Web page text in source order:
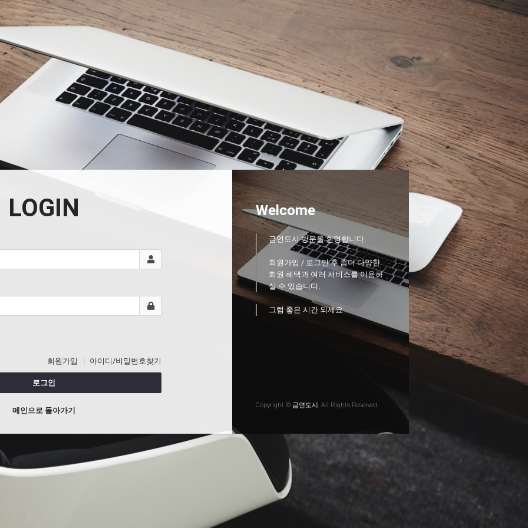
LOGIN
회원가입 아이디/비밀번호찾기
로그인
메인으로 돌아가기
Welcome
금연도시 방문을 환영합니다.
회원가입 / 로그인 후 좀더 다양한
회원 혜택과 여러 서비스를 이용하
실 수 있습니다.
그럼 좋은 시간 되세요.
Copyright © 금연도시. All Rights Reserved.